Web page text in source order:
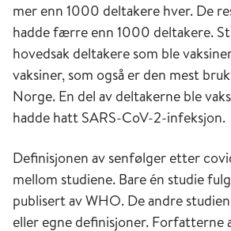
mer enn 1000 deltakere hver. De
hadde færre enn 1000 deltakere.
hovedsak deltakere som ble
vaksiner, som også er den mest
Norge. En del av deltakerne ble
hadde hatt SARS-CoV-2-infeksjon.
Definisjonen av senfølger etter
mellom studiene. Bare én studie
publisert av WHO. De andre
eller egne definisjoner. Forfatterne